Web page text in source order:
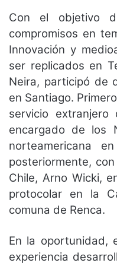
Con el objetivo
compromisos en
Innovación y
ser replicados en
Neira, participó de
en Santiago.
servicio
encargado de los
norteamericana
posteriormente,
Chile, Arno Wicki,
protocolar en la
comuna de Renca.
En la oportunidad,
experiencia